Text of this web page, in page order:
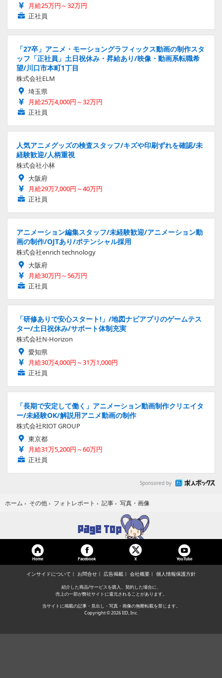
月給25万円～32万円
正社員
「27卒」アニメ・モーショングラフィックス動画の制作スタ
ッフ「正社員」土日祝休み・昇給あり/映像・動画系転職希
望/川口市本町1丁目
株式会社ELM
埼玉県
月給25万4,000円～32万円
正社員
人気アニメグッズの検査スタッフ/キズや印刷ずれを確認/未
経験歓迎/人柄重視
株式会社小林
大阪府
月給29万7,000円～40万円
正社員
アニメーション編集スタッフ/未経験歓迎/アニメーション動
画の制作/OJTあり/ポテンシャル採用
株式会社enrich technology
大阪府
月給30万円～56万円
正社員
「研修ありで安心スタート!」/地図ナビアプリのゲームテス
ター/土日祝休み/サポート体制充実
株式会社N-Horizon
愛知県
月給30万4,000円～31万1,000円
正社員
「長期で安定して働く」アニメーション動画制作クリエイタ
ー/未経験OK/解説用アニメ動画の制作
株式会社RIOT GROUP
東京都
月給31万5,200円～60万円
正社員
Sponsored by
ホーム › その他 › フォトレポート › 記事 › 写真・画像
Home Facebook X YouTube
インサイドについて お問合せ 広告掲載 会社概要 個人情報保護方針
紹介した商品/サービスを購入、契約した場合に、
売上の一部が弊社サイトに還元されることがあります。
当サイトに掲載の記事・見出し・写真・画像の無断転載を禁じます。
Copyright © 2026 IID, Inc.